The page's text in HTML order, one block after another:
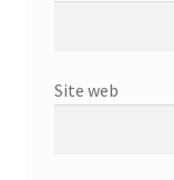
Site web